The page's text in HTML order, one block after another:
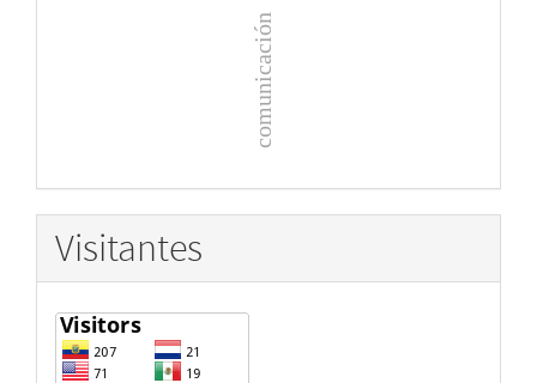
comunicación
Visitantes